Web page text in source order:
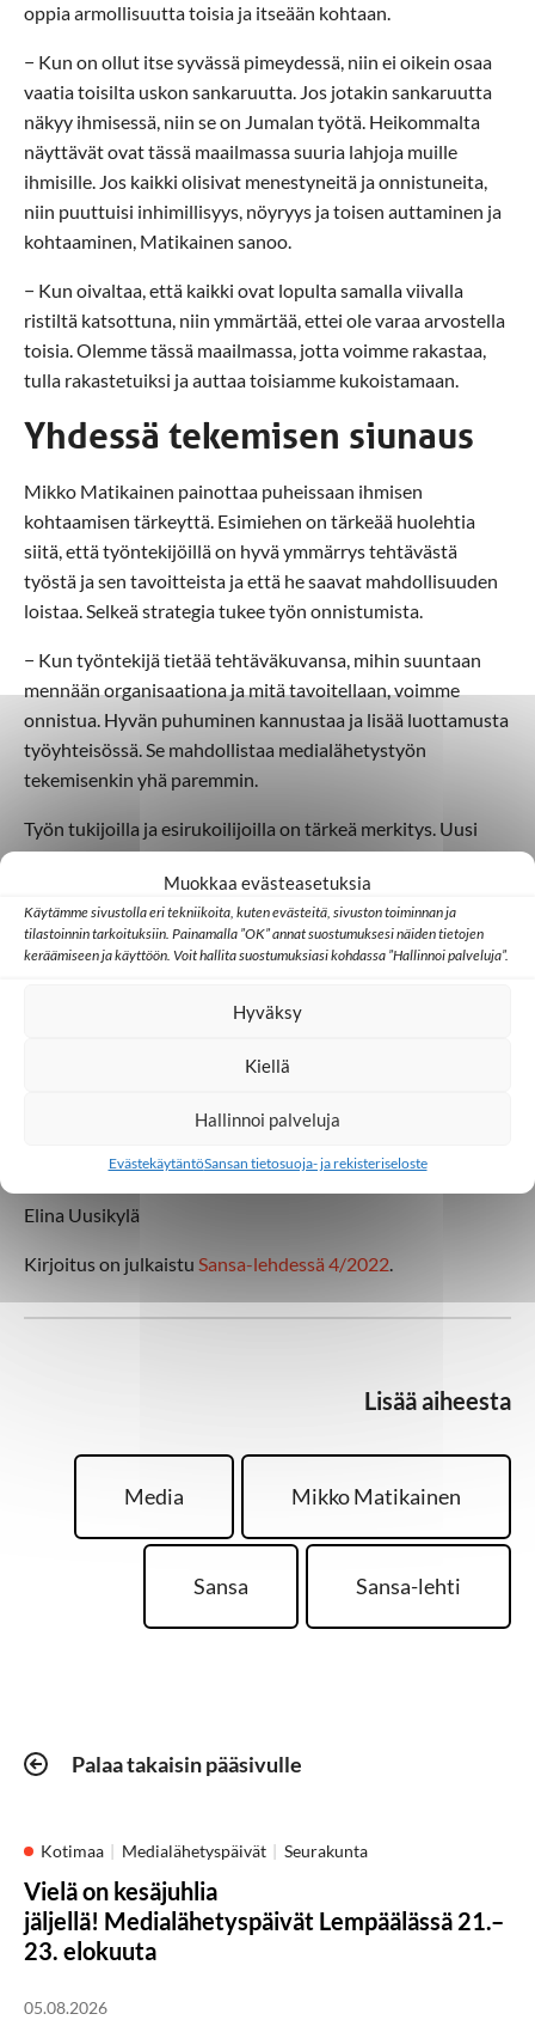
Muokkaa evästeasetuksia
Käytämme sivustolla eri tekniikoita, kuten evästeitä, sivuston toiminnan ja
tilastoinnin tarkoituksiin. Painamalla ”OK” annat suostumuksesi näiden tietojen
keräämiseen ja käyttöön. Voit hallita suostumuksiasi kohdassa ”Hallinnoi palveluja”.
Hyväksy
Kiellä
Hallinnoi palveluja
EvästekäytäntöSansan tietosuoja- ja rekisteriseloste
oppia armollisuutta toisia ja itseään kohtaan.
− Kun on ollut itse syvässä pimeydessä, niin ei oikein osaa
vaatia toisilta uskon sankaruutta. Jos jotakin sankaruutta
näkyy ihmisessä, niin se on Jumalan työtä. Heikommalta
näyttävät ovat tässä maailmassa suuria lahjoja muille
ihmisille. Jos kaikki olisivat menestyneitä ja onnistuneita,
niin puuttuisi inhimillisyys, nöyryys ja toisen auttaminen ja
kohtaaminen, Matikainen sanoo.
− Kun oivaltaa, että kaikki ovat lopulta samalla viivalla
ristiltä katsottuna, niin ymmärtää, ettei ole varaa arvostella
toisia. Olemme tässä maailmassa, jotta voimme rakastaa,
tulla rakastetuiksi ja auttaa toisiamme kukoistamaan.
Yhdessä tekemisen siunaus
Mikko Matikainen painottaa puheissaan ihmisen
kohtaamisen tärkeyttä. Esimiehen on tärkeää huolehtia
siitä, että työntekijöillä on hyvä ymmärrys tehtävästä
työstä ja sen tavoitteista ja että he saavat mahdollisuuden
loistaa. Selkeä strategia tukee työn onnistumista.
− Kun työntekijä tietää tehtäväkuvansa, mihin suuntaan
mennään organisaationa ja mitä tavoitellaan, voimme
onnistua. Hyvän puhuminen kannustaa ja lisää luottamusta
työyhteisössä. Se mahdollistaa medialähetystyön
tekemisenkin yhä paremmin.
Työn tukijoilla ja esirukoilijoilla on tärkeä merkitys. Uusi
kotimaantyön johtaja muistuttaa, ettei työtä tehdä yksin
vaan yhdessä niiden ihmisten hyväksi, jotka eivät vielä
tunne Jeesusta.
− Meidän tulee olla Jumalan valtakunta ensin -ihmisiä eli
Silloin Jeesuksen rukous “että he yhtä olisivat” toteutuu. Se
on ainoa uskottava ja valloittava ei-verbaalinen todistus,
− Kun teemme yhdessä jotain itseämme suurempaa, se tuo
merkitystä elämään ja sillä on myös iankaikkista merkitystä.
Elina Uusikylä
Kirjoitus on julkaistu Sansa-lehdessä 4/2022.
Lisää aiheesta
Media Mikko Matikainen
Sansa Sansa-lehti
Palaa takaisin pääsivulle
Kotimaa Medialähetyspäivät Seurakunta
Vielä on kesäjuhlia
jäljellä! Medialähetyspäivät Lempäälässä 21.–
23. elokuuta
05.08.2026